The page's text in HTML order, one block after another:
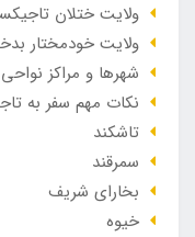
ولایت ختلان
ولایت خودمختار
شهرها و مراکز
نکات مهم سفر به
تاشکند
سمرقند
بخارای شریف
خیوه